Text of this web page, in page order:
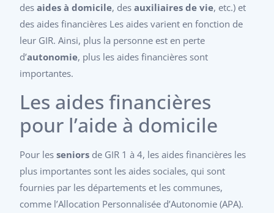
desaides à domicile, desauxiliaires de vie, etc.) et
des aides financières Les aides varient en fonction de
leur GIR. Ainsi, plus la personne est en perte
d’autonomie, plus les aides financières sont
importantes.
Les aides financières
pour l’aide à domicile
Pour lesseniors de GIR 1 à 4, les aides financières les
plus importantes sont les aides sociales, qui sont
fournies par les départements et les communes,
comme l’Allocation Personnalisée d’Autonomie (APA).